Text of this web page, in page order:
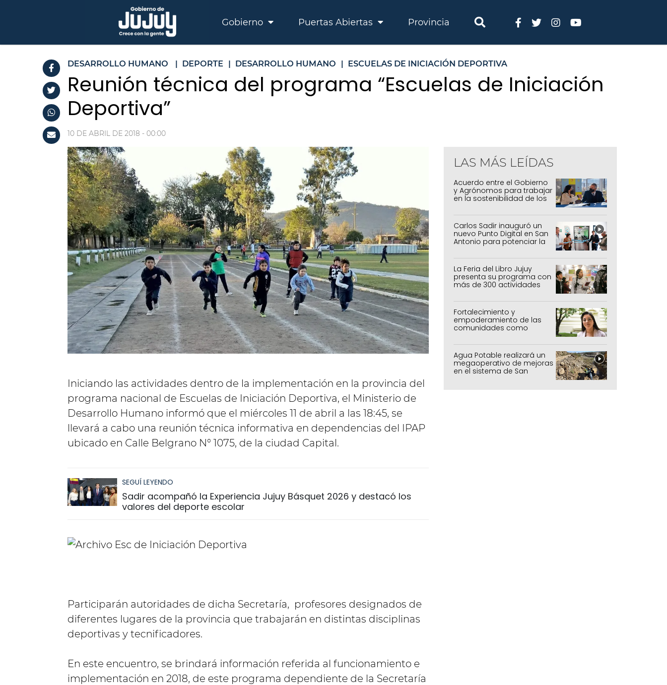
Gobierno Puertas Abiertas Provincia
DESARROLLO HUMANO | DEPORTE | DESARROLLO HUMANO | ESCUELAS DE INICIACIÓN DEPORTIVA
Reunión técnica del programa “Escuelas de Iniciación
Deportiva”
10 DE ABRIL DE 2018 - 00:00
Iniciando las actividades dentro de la implementación en la provincia del
programa nacional de Escuelas de Iniciación Deportiva, el Ministerio de
Desarrollo Humano informó que el miércoles 11 de abril a las 18:45, se
llevará a cabo una reunión técnica informativa en dependencias del IPAP
ubicado en Calle Belgrano N° 1075, de la ciudad Capital.
SEGUÍ LEYENDO
Sadir acompañó la Experiencia Jujuy Básquet 2026 y destacó los
valores del deporte escolar
Participarán autoridades de dicha Secretaría, profesores designados de
diferentes lugares de la provincia que trabajarán en distintas disciplinas
deportivas y tecnificadores.
En este encuentro, se brindará información referida al funcionamiento e
implementación en 2018, de este programa dependiente de la Secretaría
LAS MÁS LEÍDAS
Acuerdo entre el Gobierno
y Agrónomos para trabajar
en la sostenibilidad de los
agrícolas, pecuarios y
forestal
Carlos Sadir inauguró un
nuevo Punto Digital en San
Antonio para potenciar la
inclusión tecnológica
La Feria del Libro Jujuy
presenta su programa con
más de 300 actividades
Fortalecimiento y
empoderamiento de las
comunidades como
Agua Potable realizará un
megaoperativo de mejoras
en el sistema de San